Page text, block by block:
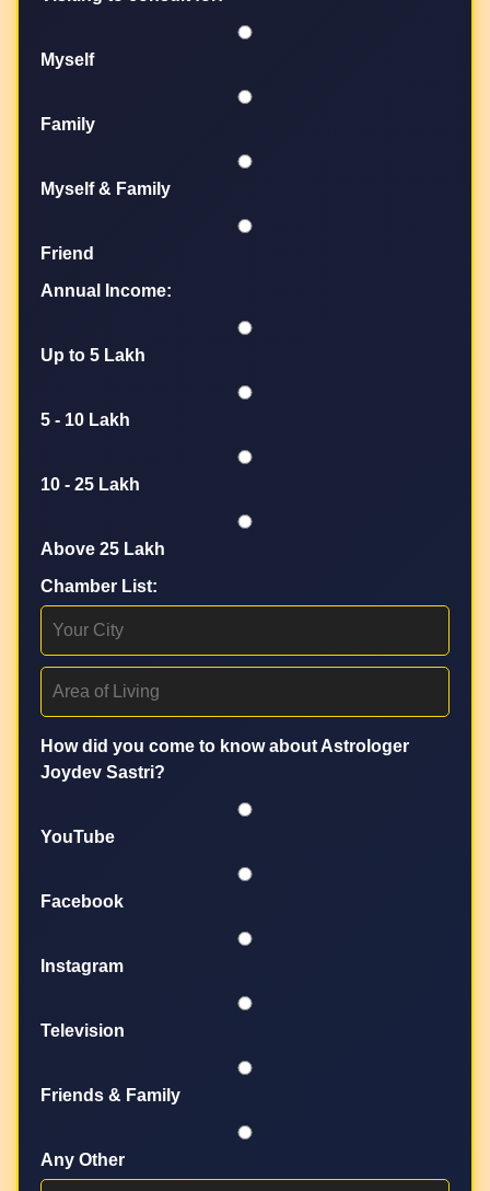
Myself
Family
Myself & Family
Friend
Annual Income:
Up to 5 Lakh
5 - 10 Lakh
10 - 25 Lakh
Above 25 Lakh
Chamber List:
How did you come to know about Astrologer
Joydev Sastri?
YouTube
Facebook
Instagram
Television
Friends & Family
Any Other